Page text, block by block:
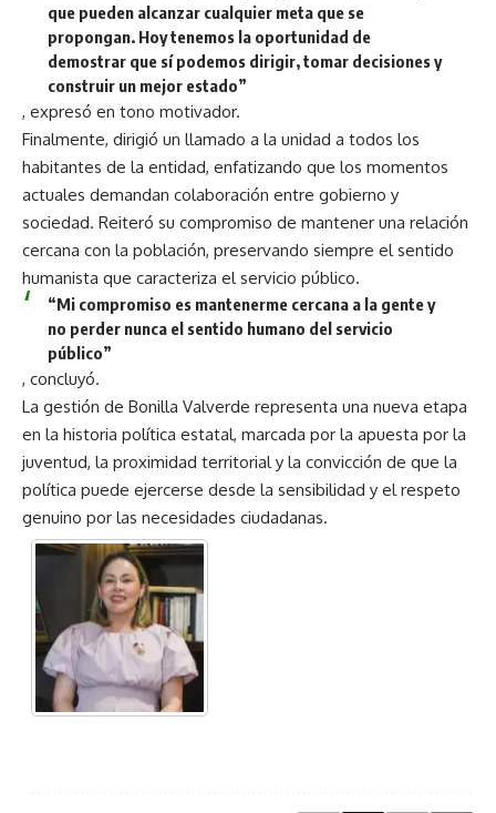
que pueden alcanzar cualquier meta que se
propongan. Hoy tenemos la oportunidad de
demostrar que sí podemos dirigir, tomar decisiones y
construir un mejor estado”
, expresó en tono motivador.
Finalmente, dirigió un llamado a la unidad a todos los
habitantes de la entidad, enfatizando que los momentos
actuales demandan colaboración entre gobierno y
sociedad. Reiteró su compromiso de mantener una relación
cercana con la población, preservando siempre el sentido
humanista que caracteriza el servicio público.
“Mi compromiso es mantenerme cercana a la gente y
no perder nunca el sentido humano del servicio
público”
, concluyó.
La gestión de Bonilla Valverde representa una nueva etapa
en la historia política estatal, marcada por la apuesta por la
juventud, la proximidad territorial y la convicción de que la
política puede ejercerse desde la sensibilidad y el respeto
genuino por las necesidades ciudadanas.